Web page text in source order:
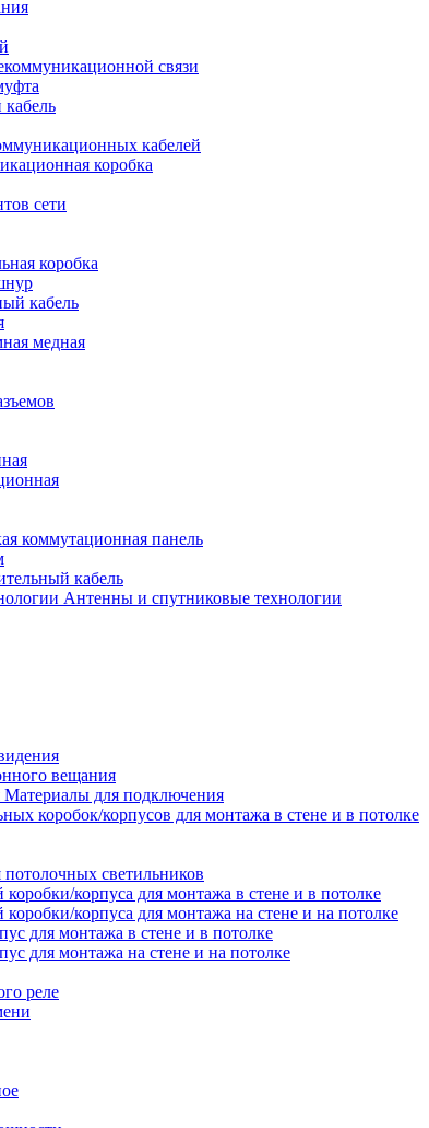
связи
кабелей
коробка
сети
коробка
кабель
медная
коммутационная панель
кабель
Антенны и спутниковые технологии
вещания
Материалы для подключения
коробок/корпусов для монтажа в стене и в потолке
потолочных светильников
корпуса для монтажа в стене и в потолке
корпуса для монтажа на стене и на потолке
для монтажа в стене и в потолке
для монтажа на стене и на потолке
реле